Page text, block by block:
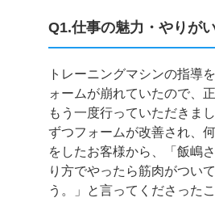
Q1.仕事の魅力・やりが
トレーニングマシンの指導
ォームが崩れていたので、
もう一度行っていただきま
ずつフォームが改善され、
をしたお客様から、「飯嶋
り方でやったら筋肉がつい
う。」と言ってくださった